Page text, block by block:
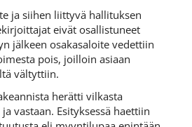
ja siihen liittyvä hallituksen
eivät osallistuneet
jälkeen osakasaloite vedettiin
pois, joilloin asiaan
vältyttiin.
herätti vilkasta
vastaan. Esityksessä haettiin